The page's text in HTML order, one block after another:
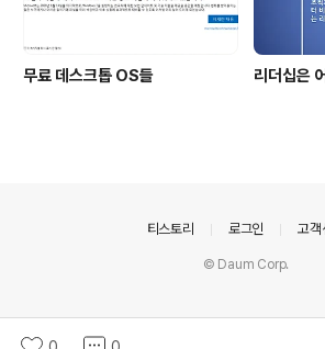
무료 데스크톱 OS들 리더십은
티스토리 로그인 고객
© Daum Corp.